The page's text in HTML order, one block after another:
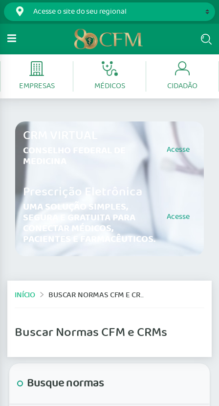
EMPRESAS MÉDICOS CIDADÃO
CRM VIRTUAL
CONSELHO FEDERAL DE
MEDICINA
Acesse
Prescrição Eletrônica
UMA SOLUÇÃO SIMPLES,
SEGURA E GRATUITA PARA
CONECTAR MÉDICOS,
PACIENTES E FARMACÊUTICOS.
Acesse
INÍCIO BUSCAR NORMAS CFM E CRMS
Buscar Normas CFM e CRMs
Busque normas